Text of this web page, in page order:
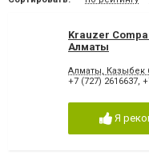
Krauzer
Алматы
Алматы, Казыбек
+7 (727) 2616637,
Я